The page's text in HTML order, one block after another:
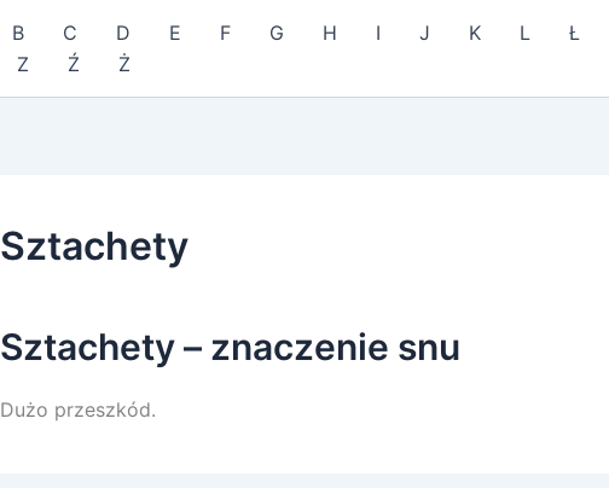
B C D E F G H I J K L Ł
Z Ź Ż
Sztachety
Sztachety – znaczenie snu
Dużo przeszkód.